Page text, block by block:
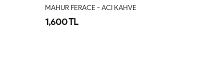
MAHUR FERACE - ACI KAHVE
1,600 TL